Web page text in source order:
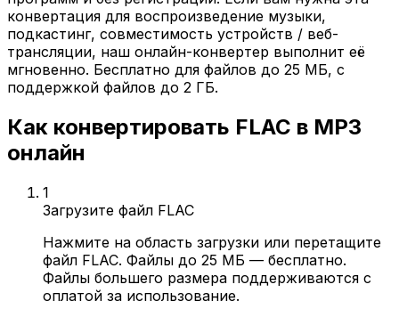
конвертация для воспроизведение музыки,
подкастинг, совместимость устройств / веб-
трансляции, наш онлайн-конвертер выполнит её
мгновенно. Бесплатно для файлов до 25 МБ, с
поддержкой файлов до 2 ГБ.
Как конвертировать FLAC в MP3
онлайн
1
Загрузите файл FLAC
Нажмите на область загрузки или перетащите
файл FLAC. Файлы до 25 МБ — бесплатно.
Файлы большего размера поддерживаются с
оплатой за использование.